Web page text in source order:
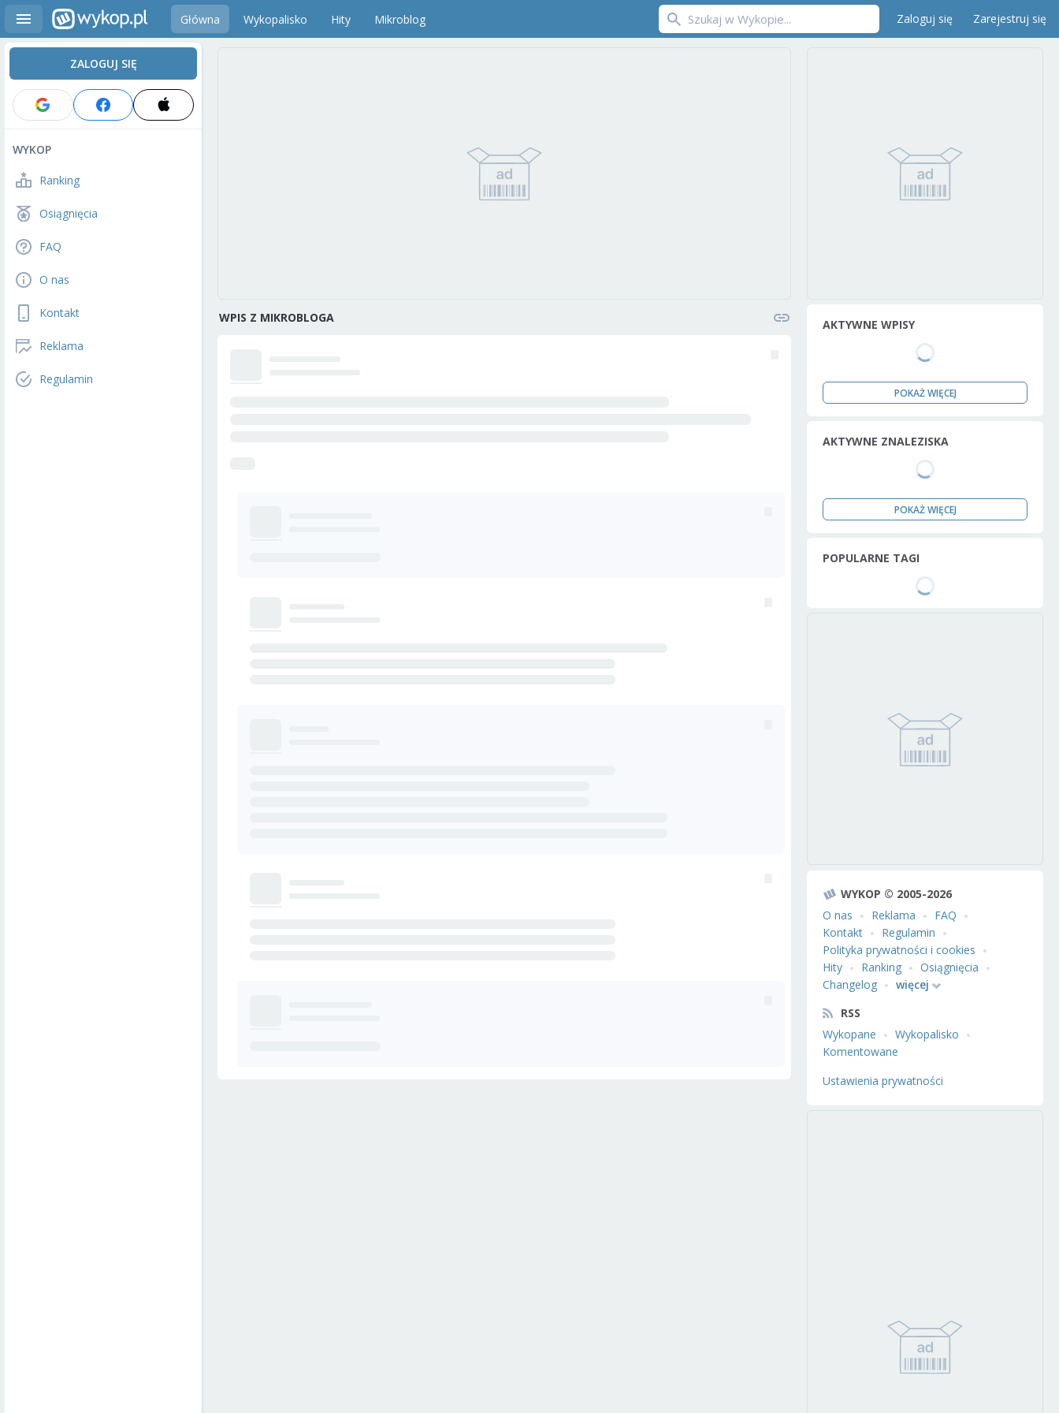
Główna Wykopalisko Hity Mikroblog Zaloguj się Zarejestruj się
ZALOGUJ SIĘ
WYKOP
Ranking
Osiągnięcia
FAQ
O nas
Kontakt
Reklama
Regulamin
WPIS Z MIKROBLOGA AKTYWNE WPISY
POKAŻ WIĘCEJ
AKTYWNE ZNALEZISKA
POKAŻ WIĘCEJ
POPULARNE TAGI
WYKOP © 2005-2026
O nas
Reklama
FAQ
Kontakt
Regulamin
Polityka prywatności i cookies
Hity
Ranking
Osiągnięcia
Changelog
więcej
RSS
Wykopane
Wykopalisko
Komentowane
Ustawienia prywatności